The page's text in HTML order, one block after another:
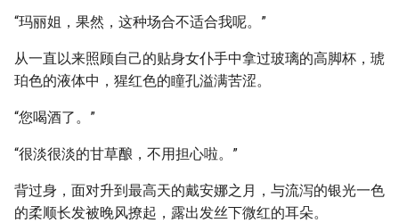
“玛丽姐，果然，这种场合不适合我呢。”
从一直以来照顾自己的贴身女仆手中拿过玻璃的高脚杯，琥
珀色的液体中，猩红色的瞳孔溢满苦涩。
“您喝酒了。”
“很淡很淡的甘草酿，不用担心啦。”
背过身，面对升到最高天的戴安娜之月，与流泻的银光一色
的柔顺长发被晚风撩起，露出发丝下微红的耳朵。